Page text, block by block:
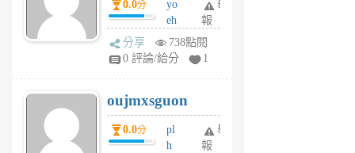
m
v
A
V
個
月
前
0.0分
yo
eh
ld
gy
個
月
前
舉
報
分享
738點閱
0 評論/給分
1
oujmxsguon
0.0分
pl
h
舉
報